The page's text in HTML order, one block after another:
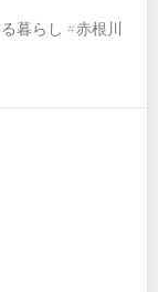
暮らし #赤根川